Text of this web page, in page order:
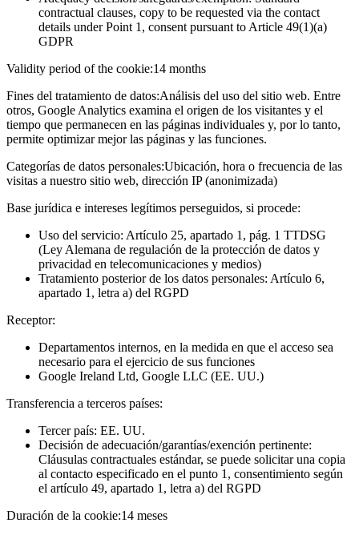
contractual clauses, copy to be requested via the contact
details under Point 1, consent pursuant to Article 49(1)(a)
GDPR
Validity period of the cookie:14 months
Fines del tratamiento de datos:Análisis del uso del sitio web. Entre
otros, Google Analytics examina el origen de los visitantes y el
tiempo que permanecen en las páginas individuales y, por lo tanto,
permite optimizar mejor las páginas y las funciones.
Categorías de datos personales:Ubicación, hora o frecuencia de las
visitas a nuestro sitio web, dirección IP (anonimizada)
Base jurídica e intereses legítimos perseguidos, si procede:
Uso del servicio: Artículo 25, apartado 1, pág. 1 TTDSG
(Ley Alemana de regulación de la protección de datos y
privacidad en telecomunicaciones y medios)
Tratamiento posterior de los datos personales: Artículo 6,
apartado 1, letra a) del RGPD
Receptor:
Departamentos internos, en la medida en que el acceso sea
necesario para el ejercicio de sus funciones
Google Ireland Ltd, Google LLC (EE. UU.)
Transferencia a terceros países:
Tercer país: EE. UU.
Decisión de adecuación/garantías/exención pertinente:
Cláusulas contractuales estándar, se puede solicitar una copia
al contacto especificado en el punto 1, consentimiento según
el artículo 49, apartado 1, letra a) del RGPD
Duración de la cookie:14 meses